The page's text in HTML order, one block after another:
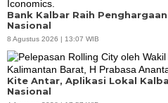
Bank Kalbar Raih
Nasional
8 Agustus 2026 | 13:07 WIB
Kite Antar, Aplikasi Lokal
Nasional